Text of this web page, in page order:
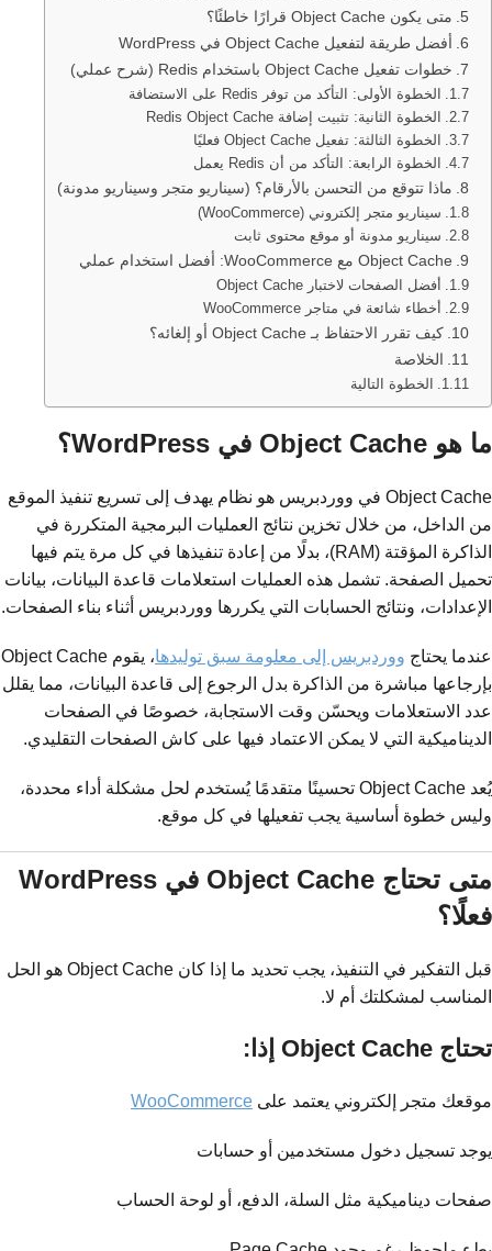
متى يكون Object Cache قرارًا خاطئًا؟
أفضل طريقة لتفعيل Object Cache في WordPress
خطوات تفعيل Object Cache باستخدام Redis (شرح عملي)
الخطوة الأولى: التأكد من توفر Redis على الاستضافة
الخطوة الثانية: تثبيت إضافة Redis Object Cache
الخطوة الثالثة: تفعيل Object Cache فعليًا
الخطوة الرابعة: التأكد من أن Redis يعمل
ماذا تتوقع من التحسن بالأرقام؟ (سيناريو متجر وسيناريو مدونة)
سيناريو متجر إلكتروني (WooCommerce)
سيناريو مدونة أو موقع محتوى ثابت
Object Cache مع WooCommerce: أفضل استخدام عملي
أفضل الصفحات لاختبار Object Cache
أخطاء شائعة في متاجر WooCommerce
كيف تقرر الاحتفاظ بـ Object Cache أو إلغائه؟
الخلاصة
الخطوة التالية
ما هو Object Cache في WordPress؟
Object Cache في ووردبريس هو نظام يهدف إلى تسريع تنفيذ الموقع
من الداخل، من خلال تخزين نتائج العمليات البرمجية المتكررة في
الذاكرة المؤقتة (RAM)، بدلًا من إعادة تنفيذها في كل مرة يتم فيها
تحميل الصفحة. تشمل هذه العمليات استعلامات قاعدة البيانات، بيانات
الإعدادات، ونتائج الحسابات التي يكررها ووردبريس أثناء بناء الصفحات.
عندما يحتاج ووردبريس إلى معلومة سبق توليدها
، يقوم Object Cache
بإرجاعها مباشرة من الذاكرة بدل الرجوع إلى قاعدة البيانات، مما يقلل
عدد الاستعلامات ويحسّن وقت الاستجابة، خصوصًا في الصفحات
الديناميكية التي لا يمكن الاعتماد فيها على كاش الصفحات التقليدي.
يُعد Object Cache تحسينًا متقدمًا يُستخدم لحل مشكلة أداء محددة،
وليس خطوة أساسية يجب تفعيلها في كل موقع.
متى تحتاج Object Cache في WordPress
فعلًا؟
قبل التفكير في التنفيذ، يجب تحديد ما إذا كان Object Cache هو الحل
المناسب لمشكلتك أم لا.
تحتاج Object Cache إذا:
موقعك متجر إلكتروني يعتمد على WooCommerce
يوجد تسجيل دخول مستخدمين أو حسابات
صفحات ديناميكية مثل السلة، الدفع، أو لوحة الحساب